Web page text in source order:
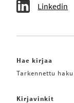
Linkedin
Hae kirjaa
Tarkennettu haku
Kirjavinkit